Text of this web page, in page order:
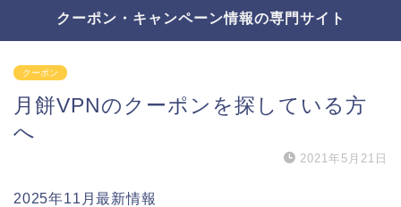
クーポン・キャンペーン情報の専門サイト
クーポン
月餅VPNのクーポンを探している方
へ
2021年5月21日
2025年11月最新情報